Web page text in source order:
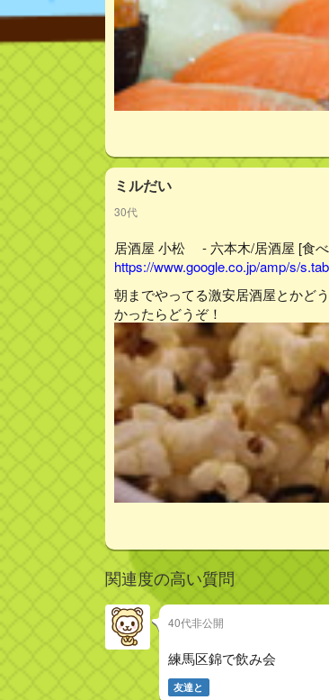
ミルだい
30代
居酒屋 小松 - 六本木/居酒屋 [食
https://www.google.co.jp/amp/s/
朝までやってる激安居酒屋とかど
かったらどうぞ！
関連度の高い質問
40代非公開
練馬区錦で飲み会
友達と